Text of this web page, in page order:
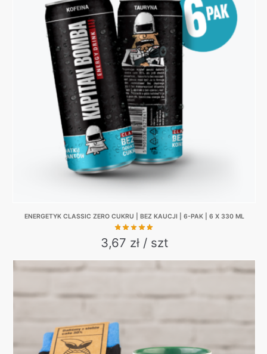
variants.
The
options
may
be
chosen
on
the
product
page
ENERGETYK CLASSIC ZERO CUKRU | BEZ KAUCJI | 6-PAK | 6 X 330 ML
3,67 zł / szt